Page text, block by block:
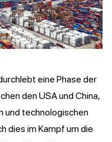
eine Phase der
den USA und China,
und technologischen
dies im Kampf um die